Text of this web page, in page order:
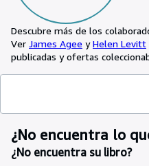
Descubre más de los
Ver James Agee yHelen Levitt
publicadas y ofertas
¿No encuentra lo
¿No encuentra su libro?